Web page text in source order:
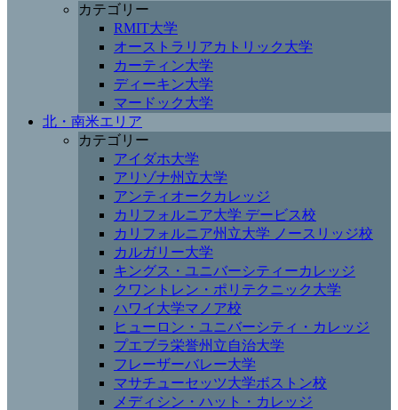
カテゴリー
RMIT大学
オーストラリアカトリック大学
カーティン大学
ディーキン大学
マードック大学
北・南米エリア
カテゴリー
アイダホ大学
アリゾナ州立大学
アンティオークカレッジ
カリフォルニア大学 デービス校
カリフォルニア州立大学 ノースリッジ校
カルガリー大学
キングス・ユニバーシティーカレッジ
クワントレン・ポリテクニック大学
ハワイ大学マノア校
ヒューロン・ユニバーシティ・カレッジ
プエブラ栄誉州立自治大学
フレーザーバレー大学
マサチューセッツ大学ボストン校
メディシン・ハット・カレッジ